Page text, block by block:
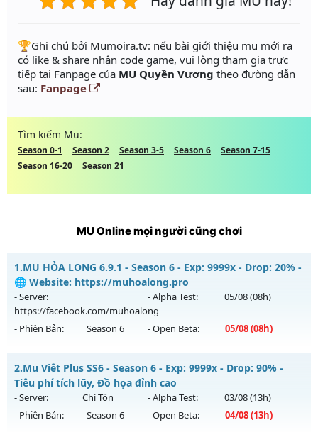
️🏆Ghi chú bởi Mumoira.tv: nếu bài giới thiệu mu mới ra
có like & share nhận code game, vui lòng tham gia trực
tiếp tại Fanpage của MU Quyền Vương theo đường dẫn
sau: Fanpage
Tìm kiếm Mu:
Season 0-1 Season 2 Season 3-5 Season 6
Season 7-15
Season 16-20
Season 21
MU Online mọi người cũng chơi
1.MU HỎA LONG 6.9.1 - Season 6 - Exp: 9999x - Drop: 20% -
🌐 Website: https://muhoalong.pro
- Server:
https://facebook.com/muhoalong
- Alpha Test: 05/08(08h)
- Phiên Bản: Season 6 - Open Beta: 05/08(08h)
MU HỎA LONG 6.9.1 - 🌐 Website: https://muhoalong.pro
Mu mới ra tháng 08 2026 - Mở máy chủ
https://facebook.com/muhoalongvào 08h ngày
05/08/2626
2.Mu Viêt Plus SS6 - Season 6 - Exp: 9999x - Drop: 90% -
Tiêu phí tích lũy, Đồ họa đỉnh cao
- Server: Chí Tôn - Alpha Test: 03/08(13h)
- Phiên Bản:
Season 6 - Open Beta: 04/08(13h)